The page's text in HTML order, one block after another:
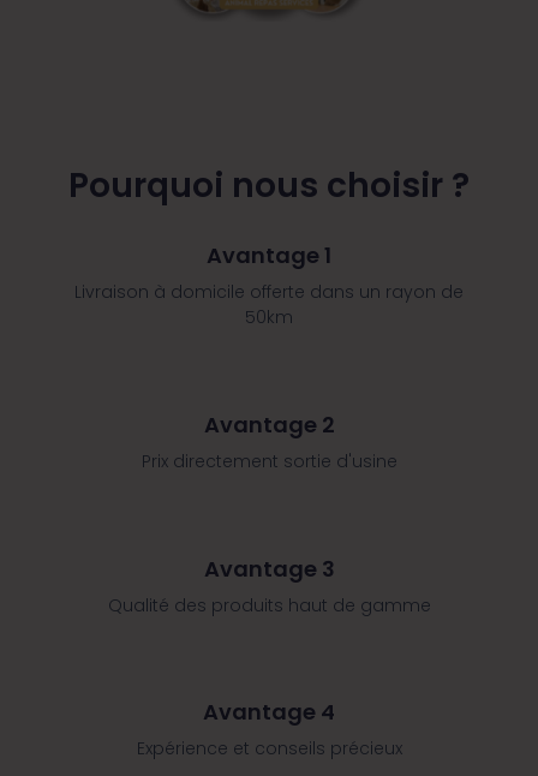
Pourquoi nous choisir ?
Avantage 1
Livraison à domicile offerte dans un rayon de
50km
Avantage 2
Prix directement sortie d'usine
Avantage 3
Qualité des produits haut de gamme
Avantage 4
Expérience et conseils précieux